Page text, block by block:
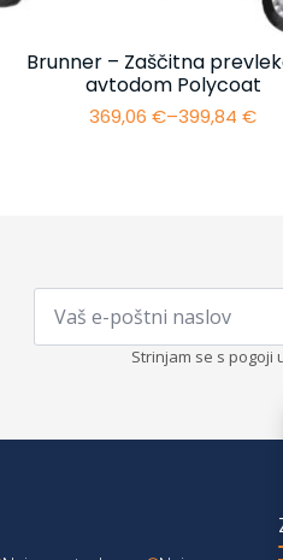
Brunner – Zaščitna
avtodom Polycoat
369,06€–399,84€
Cenovni
Email
Strinjam se s pogoji